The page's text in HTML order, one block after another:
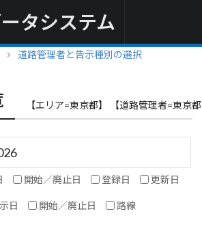
タシステム
道路管理者と告示種別の選択
【エリア=東京都】 【道路管理者=東京
開始／廃止日 登録日 更新日
日 開始／廃止日 路線